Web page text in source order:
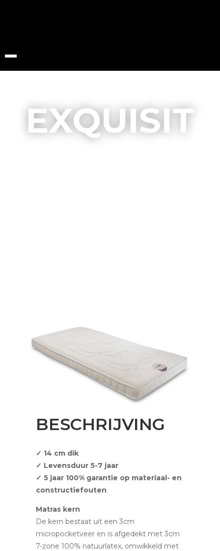
EXQUISIT
BESCHRIJVING
✓ 14 cm dik
✓ Levensduur 5-7 jaar
✓ 5 jaar 100% garantie op materiaal- en
constructiefouten
Matras kern
De kern bestaat uit een 3cm
micropocketveer en is afgedekt met 3cm
7-zone 100% natuurlatex, omwikkeld met